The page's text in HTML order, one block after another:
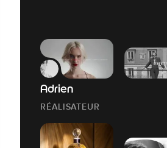
Adrien
RÉALISATEUR